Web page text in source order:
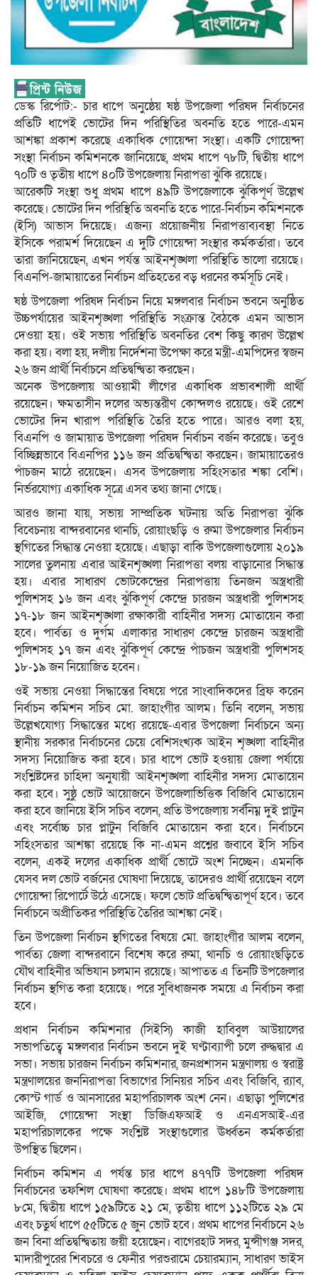
ডেস্ক রির্পোট:- চার ধাপে অনুষ্ঠেয় ষষ্ঠ উপজেলা পরিষদ নির্বাচনের
প্রতিটি ধাপেই ভোটের দিন পরিস্থিতির অবনতি হতে পারে-এমন
আশঙ্কা প্রকাশ করেছে একাধিক গোয়েন্দা সংস্থা। একটি গোয়েন্দা
সংস্থা নির্বাচন কমিশনকে জানিয়েছে, প্রথম ধাপে ৭৮টি, দ্বিতীয় ধাপে
৭০টি ও তৃতীয় ধাপে ৪০টি উপজেলায় নিরাপত্তা ঝুঁকি রয়েছে।
আরেকটি সংস্থা শুধু প্রথম ধাপে ৪৯টি উপজেলাকে ঝুঁকিপূর্ণ উল্লেখ
করেছে। ভোটের দিন পরিস্থিতি অবনতি হতে পারে-নির্বাচন কমিশনকে
(ইসি) আভাস দিয়েছে। এজন্য প্রয়োজনীয় নিরাপত্তাব্যবস্থা নিতে
ইসিকে পরামর্শ দিয়েছেন এ দুটি গোয়েন্দা সংস্থার কর্মকর্তারা। তবে
তারা জানিয়েছেন, এখন পর্যন্ত আইনশৃঙ্খলা পরিস্থিতি ভালো রয়েছে।
বিএনপি-জামায়াতের নির্বাচন প্রতিহতের বড় ধরনের কর্মসূচি নেই।
ষষ্ঠ উপজেলা পরিষদ নির্বাচন নিয়ে মঙ্গলবার নির্বাচন ভবনে অনুষ্ঠিত
উচ্চপর্যায়ের আইনশৃঙ্খলা পরিস্থিতি সংক্রান্ত বৈঠকে এমন আভাস
দেওয়া হয়। ওই সভায় পরিস্থিতি অবনতির বেশ কিছু কারণ উল্লেখ
করা হয়। বলা হয়, দলীয় নির্দেশনা উপেক্ষা করে মন্ত্রী-এমপিদের স্বজন
২৬ জন প্রার্থী নির্বাচনে প্রতিদ্বন্দ্বিতা করছেন।
অনেক উপজেলায় আওয়ামী লীগের একাধিক প্রভাবশালী প্রার্থী
রয়েছেন। ক্ষমতাসীন দলের অভ্যন্তরীণ কোন্দলও রয়েছে। ওই রেশে
ভোটের দিন খারাপ পরিস্থিতি তৈরি হতে পারে। আরও বলা হয়,
বিএনপি ও জামায়াত উপজেলা পরিষদ নির্বাচন বর্জন করেছে। তবুও
বিচ্ছিন্নভাবে বিএনপির ১১৬ জন প্রতিদ্বন্দ্বিতা করছেন। জামায়াতেরও
পাঁচজন মাঠে রয়েছেন। এসব উপজেলায় সহিংসতার শঙ্কা বেশি।
নির্ভরযোগ্য একাধিক সূত্রে এসব তথ্য জানা গেছে।
আরও জানা যায়, সভায় সাম্প্রতিক ঘটনায় অতি নিরাপত্তা ঝুঁকি
বিবেচনায় বান্দরবানের থানচি, রোয়াংছড়ি ও রুমা উপজেলার নির্বাচন
স্থগিতের সিদ্ধান্ত নেওয়া হয়েছে। এছাড়া বাকি উপজেলাগুলোয় ২০১৯
সালের তুলনায় এবার আইনশৃঙ্খলা নিরাপত্তা বলয় বাড়ানোর সিদ্ধান্ত
হয়। এবার সাধারণ ভোটকেন্দ্রের নিরাপত্তায় তিনজন অস্ত্রধারী
পুলিশসহ ১৬ জন এবং ঝুঁকিপূর্ণ কেন্দ্রে চারজন অস্ত্রধারী পুলিশসহ
১৭-১৮ জন আইনশৃঙ্খলা রক্ষাকারী বাহিনীর সদস্য মোতায়েন করা
হবে। পার্বত্য ও দুর্গম এলাকার সাধারণ কেন্দ্রে চারজন অস্ত্রধারী
পুলিশসহ ১৭ জন এবং ঝুঁকিপূর্ণ কেন্দ্রে পাঁচজন অস্ত্রধারী পুলিশসহ
১৮-১৯ জন নিয়োজিত হবেন।
ওই সভায় নেওয়া সিদ্ধান্তের বিষয়ে পরে সাংবাদিকদের ব্রিফ করেন
নির্বাচন কমিশন সচিব মো. জাহাংগীর আলম। তিনি বলেন, সভায়
উল্লেখযোগ্য সিদ্ধান্তের মধ্যে রয়েছে-এবার উপজেলা নির্বাচনে অন্য
স্থানীয় সরকার নির্বাচনের চেয়ে বেশিসংখ্যক আইন শৃঙ্খলা বাহিনীর
সদস্য নিয়োজিত করা হবে। চার ধাপে ভোট হওয়ায় জেলা পর্যায়ে
সংশ্লিষ্টদের চাহিদা অনুযায়ী আইনশৃঙ্খলা বাহিনীর সদস্য মোতায়েন
করা হবে। সুষ্ঠু ভোট আয়োজনে উপজেলাভিত্তিক বিজিবি মোতায়েন
করা হবে জানিয়ে ইসি সচিব বলেন, প্রতি উপজেলায় সর্বনিম্ন দুই প্লাটুন
এবং সর্বোচ্চ চার প্লাটুন বিজিবি মোতায়েন করা হবে। নির্বাচনে
সহিংসতার আশঙ্কা রয়েছে কি না-এমন প্রশ্নের জবাবে ইসি সচিব
বলেন, একই দলের একাধিক প্রার্থী ভোটে অংশ নিচ্ছেন। এমনকি
যেসব দল ভোট বর্জনের ঘোষণা দিয়েছে, তাদেরও প্রার্থী রয়েছেন বলে
গোয়েন্দা রিপোর্টে উঠে এসেছে। ফলে ভোট প্রতিদ্বন্দ্বিতাপূর্ণ হবে। তবে
নির্বাচনে অপ্রীতিকর পরিস্থিতি তৈরির আশঙ্কা নেই।
তিন উপজেলা নির্বাচন স্থগিতের বিষয়ে মো. জাহাংগীর আলম বলেন,
পার্বত্য জেলা বান্দরবানে বিশেষ করে রুমা, থানচি ও রোয়াংছড়িতে
যৌথ বাহিনীর অভিযান চলমান রয়েছে। আপাতত এ তিনটি উপজেলার
নির্বাচন স্থগিত করা হয়েছে। পরে সুবিধাজনক সময়ে এ নির্বাচন করা
হবে।
প্রধান নির্বাচন কমিশনার (সিইসি) কাজী হাবিবুল আউয়ালের
সভাপতিত্বে মঙ্গলবার নির্বাচন ভবনে দুই ঘণ্টাব্যাপী চলে রুদ্ধদ্বার এ
সভা। সভায় চারজন নির্বাচন কমিশনার, জনপ্রশাসন মন্ত্রণালয় ও স্বরাষ্ট্র
মন্ত্রণালয়ের জননিরাপত্তা বিভাগের সিনিয়র সচিব এবং বিজিবি, র‌্যাব,
কোস্ট গার্ড ও আনসারের মহাপরিচালক অংশ নেন। এছাড়া পুলিশের
আইজি, গোয়েন্দা সংস্থা ডিজিএফআই ও এনএসআই-এর
মহাপরিচালকের পক্ষে সংশ্লিষ্ট সংস্থাগুলোর ঊর্ধ্বতন কর্মকর্তারা
উপস্থিত ছিলেন।
নির্বাচন কমিশন এ পর্যন্ত চার ধাপে ৪৭৭টি উপজেলা পরিষদ
নির্বাচনের তফশিল ঘোষণা করেছে। প্রথম ধাপে ১৪৮টি উপজেলায়
৮মে, দ্বিতীয় ধাপে ১৫৯টিতে ২১ মে, তৃতীয় ধাপে ১১২টিতে ২৯ মে
এবং চতুর্থ ধাপে ৫৫টিতে ৫ জুন ভোট হবে। প্রথম ধাপের নির্বাচনে ২৬
জন বিনা প্রতিদ্বন্দ্বিতায় জয়ী হয়েছেন। বাগেরহাট সদর, মুন্সীগঞ্জ সদর,
মাদারীপুরের শিবচরে ও ফেনীর পরশুরামে চেয়ারম্যান, সাধারণ ভাইস